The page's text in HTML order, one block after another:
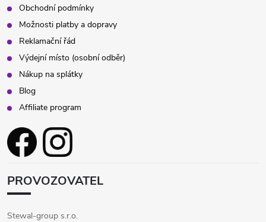
Obchodní podmínky
Možnosti platby a dopravy
Reklamační řád
Výdejní místo (osobní odběr)
Nákup na splátky
Blog
Affiliate program
PROVOZOVATEL
Stewal-group s.r.o.